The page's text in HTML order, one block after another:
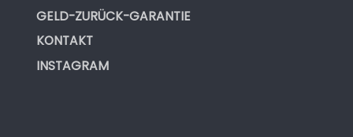
GELD-ZURÜCK-GARANTIE
KONTAKT
INSTAGRAM